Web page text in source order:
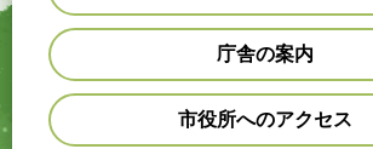
庁舎の案内
市役所へのアクセス